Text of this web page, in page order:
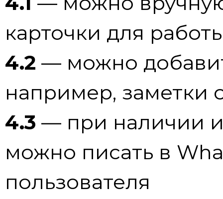
карточки для
4.2 — можно
например, заметки
4.3 — при наличии
можно писать в
пользователя